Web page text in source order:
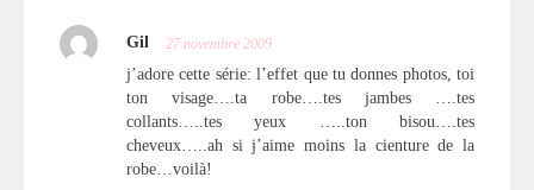
Gil 27 novembre 2009
j’adore cette série: l’effet que tu donnes photos, toi
ton visage….ta robe….tes jambes ….tes
collants…..tes yeux …..ton bisou….tes
cheveux…..ah si j’aime moins la cienture de la
robe…voilà!